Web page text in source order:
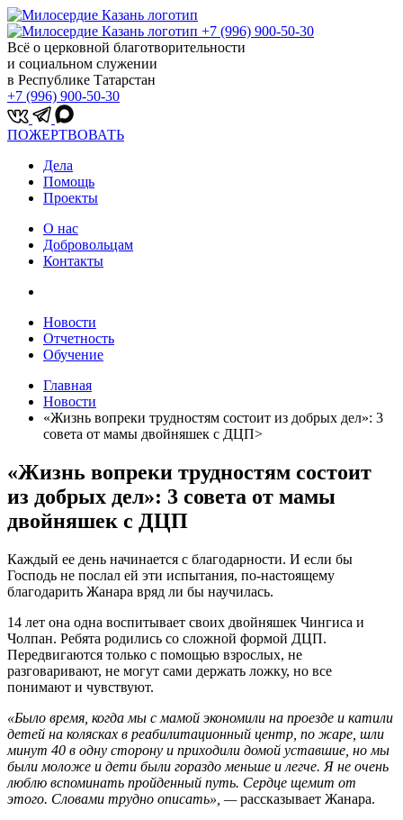
+7 (996) 900-50-30
Всё о церковной благотворительности
и социальном служении
в Республике Татарстан
+7 (996) 900-50-30
ПОЖЕРТВОВАТЬ
Дела
Помощь
Проекты
О нас
Добровольцам
Контакты
Новости
Отчетность
Обучение
Главная
Новости
«Жизнь вопреки трудностям состоит из добрых дел»: 3
совета от мамы двойняшек с ДЦП>
«Жизнь вопреки трудностям состоит
из добрых дел»: 3 совета от мамы
двойняшек с ДЦП
Каждый ее день начинается с благодарности. И если бы
Господь не послал ей эти испытания, по-настоящему
благодарить Жанара вряд ли бы научилась.
14 лет она одна воспитывает своих двойняшек Чингиса и
Чолпан. Ребята родились со сложной формой ДЦП.
Передвигаются только с помощью взрослых, не
разговаривают, не могут сами держать ложку, но все
понимают и чувствуют.
«Было время, когда мы с мамой экономили на проезде и катили
детей на колясках в реабилитационный центр, по жаре, шли
минут 40 в одну сторону и приходили домой уставшие, но мы
были моложе и дети были гораздо меньше и легче. Я не очень
люблю вспоминать пройденный путь. Сердце щемит от
этого. Словами трудно описать», —рассказывает Жанара.